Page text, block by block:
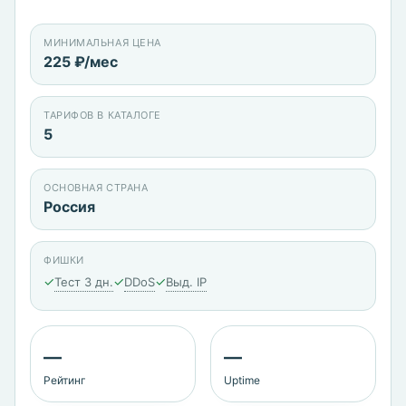
МИНИМАЛЬНАЯ ЦЕНА
225 ₽/мес
ТАРИФОВ В КАТАЛОГЕ
5
ОСНОВНАЯ СТРАНА
Россия
ФИШКИ
✓Тест 3 дн.✓DDoS✓Выд. IP
—
Рейтинг
—
Uptime